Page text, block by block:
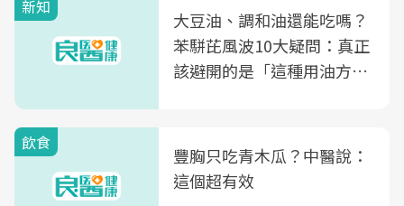
新知
大豆油、調和油還能吃嗎？
苯駢芘風波10大疑問：真正
該避開的是「這種用油方
飲食
豐胸只吃青木瓜？中醫說：
這個超有效